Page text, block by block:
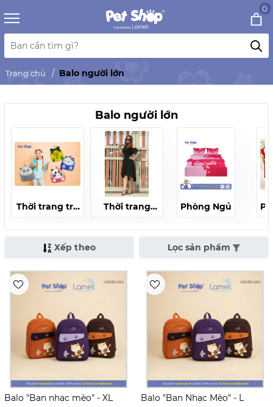
0
Trang chủ Balo người lớn
Balo người lớn
Thời trang trẻ
Thời trang
Phòng Ngủ
Xếp theo Lọc sản phẩm
Balo "Ban nhạc mèo" - XL Balo "Ban Nhạc Mèo" - L